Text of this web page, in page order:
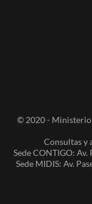
© 2020 - Ministerio
Consultas y
Sede CONTIGO: Av.
Sede MIDIS: Av.